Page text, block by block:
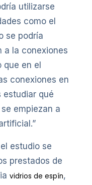
utilizarse
como el
se podría
a la conexiones
en el
conexiones en
estudiar qué
empiezan a
estudio se
prestados de
vidrios de espín,